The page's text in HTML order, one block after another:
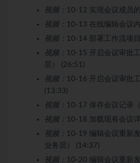
视频： 10-12 实现会议成员
视频： 10-13 在线编辑会议
视频： 10-14 部署工作流项
视频： 10-15 开启会议审批
层） (26:51)
视频： 10-16 开启会议审批
(13:33)
视频： 10-17 保存会议记录
视频： 10-18 加载现有会议
视频： 10-19 编辑会议重新
业务层） (14:37)
视频： 10-20 编辑会议重新